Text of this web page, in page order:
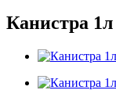
Канистра